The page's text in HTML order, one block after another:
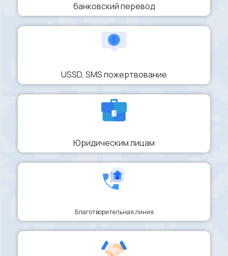
банковский перевод
USSD, SMS пожертвование
Юридическим лицам
Благотворительная линия